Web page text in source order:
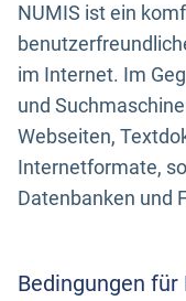
NUMIS ist ein
im Internet. Im
und
Webseiten,
Internetformate,
Datenbanken und
Bedingungen